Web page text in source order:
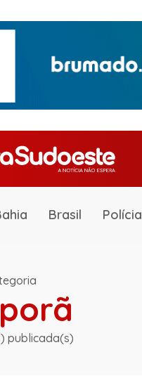
Brasil Polícia
publicada(s)